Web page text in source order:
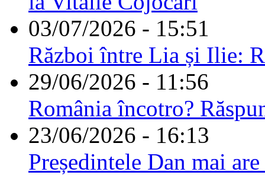
03/07/2026 - 15:51
Război între Lia și Ilie:
29/06/2026 - 11:56
România încotro?
23/06/2026 - 16:13
Președintele Dan mai